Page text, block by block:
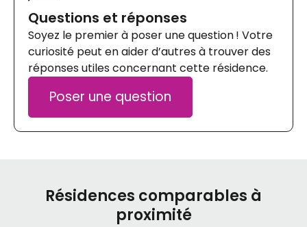
Questions et réponses
Soyez le premier à poser une question ! Votre
curiosité peut en aider d’autres à trouver des
réponses utiles concernant cette résidence.
Poser une question
Résidences comparables à
proximité